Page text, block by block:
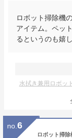
ロボット掃除機
アイテム。ペッ
るというのも嬉
水拭き兼用ロボッ
no. 6